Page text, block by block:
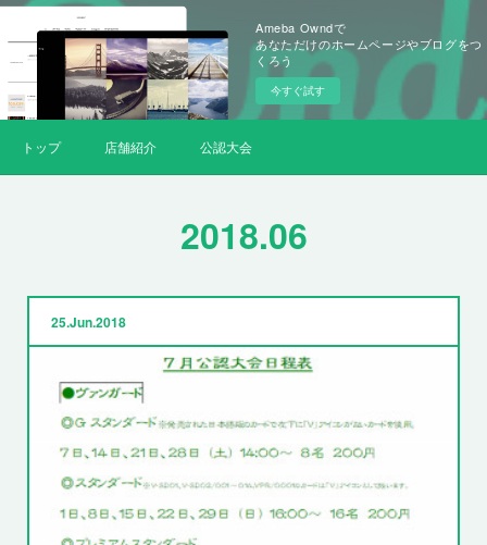
Ameba Owndで
あなただけのホームページやブログをつ
くろう
今すぐ試す
トップ 店舗紹介 公認大会
2018.06
25Jun2018